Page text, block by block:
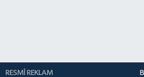
RESMÎ REKLAM